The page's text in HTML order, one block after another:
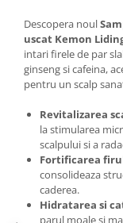
Descopera noul
uscat Kemon
intari firele de par
ginseng si cafeina,
pentru un scalp
Revitalizarea
la stimularea
scalpului si a
Fortificarea
consolideaza
caderea.
Hidratarea si